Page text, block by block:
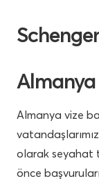
Almanya vize
olarak seyahat
önce